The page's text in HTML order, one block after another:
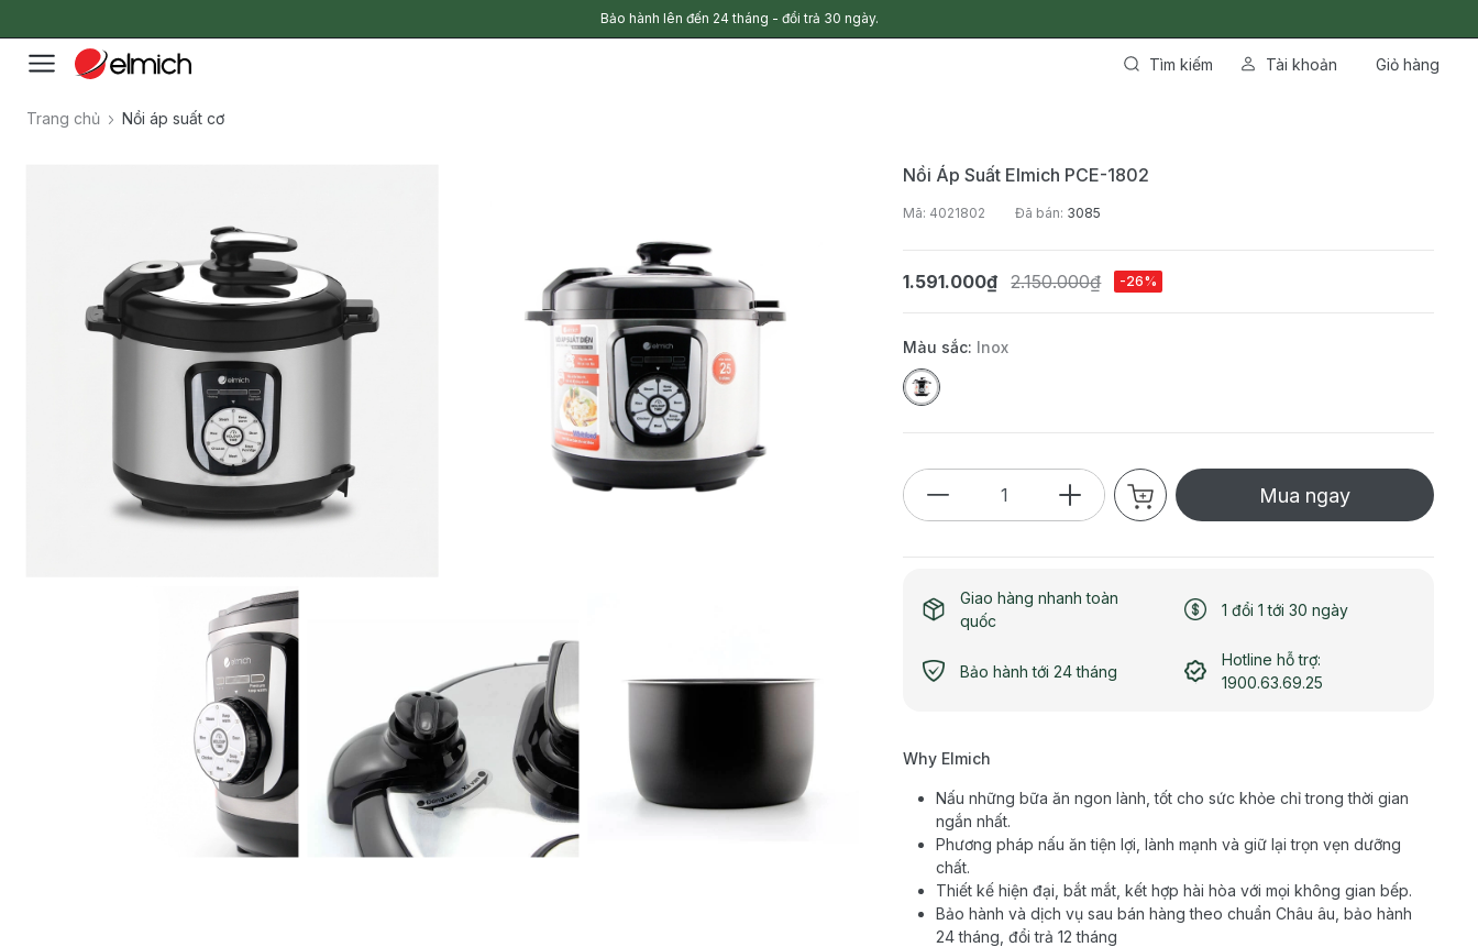
Bảo hành lên đến 24 tháng - đổi trả 30 ngày.
Tìm kiếm Tài khoản Giỏ hàng
Trang chủ Nồi áp suất cơ
Nồi Áp Suất Elmich PCE-1802
Mã: 4021802 Đã bán: 3085
1.591.000₫ 2.150.000₫ -26%
Màu sắc: Inox
Mua ngay
Giao hàng nhanh toàn
quốc
1 đổi 1 tới 30 ngày
Bảo hành tới 24 tháng
Hotline hỗ trợ:
1900.63.69.25
Why Elmich
Nấu những bữa ăn ngon lành, tốt cho sức khỏe chỉ trong thời gian
ngắn nhất.
Phương pháp nấu ăn tiện lợi, lành mạnh và giữ lại trọn vẹn dưỡng
chất.
Thiết kế hiện đại, bắt mắt, kết hợp hài hòa với mọi không gian bếp.
Bảo hành và dịch vụ sau bán hàng theo chuẩn Châu âu, bảo hành
24 tháng, đổi trả 12 tháng